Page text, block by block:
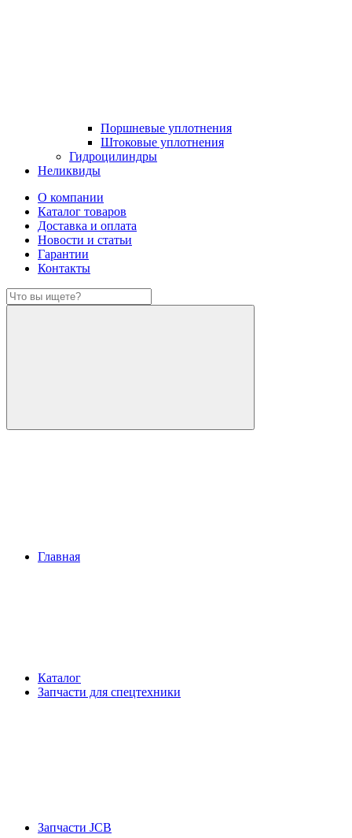
Поршневые уплотнения
Штоковые уплотнения
Гидроцилиндры
Неликвиды
О компании
Каталог товаров
Доставка и оплата
Новости и статьи
Гарантии
Контакты
Главная
Каталог
Запчасти для спецтехники
Запчасти JCB